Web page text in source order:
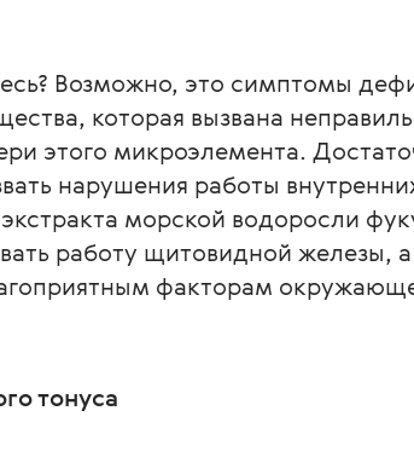
Возможно, это симптомы
которая вызвана
этого микроэлемента.
нарушения работы
морской водоросли
работу щитовидной железы,
факторам
тонуса